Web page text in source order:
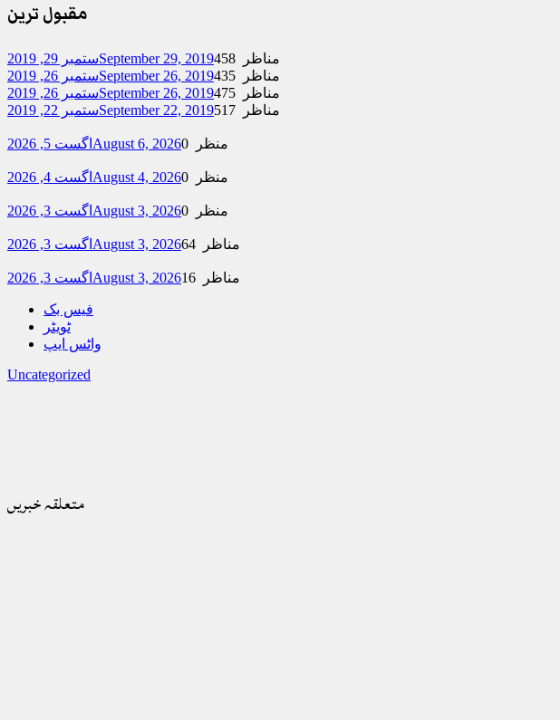
مقبول ترین
ستمبر 29, 2019September 29, 2019
458 مناظر
ستمبر 26, 2019September 26, 2019
435 مناظر
ستمبر 26, 2019September 26, 2019
475 مناظر
ستمبر 22, 2019September 22, 2019 517 مناظر
اگست 5, 2026 August 6, 2026 0 منظر
اگست 4, 2026 August 4, 2026 0 منظر
اگست 3, 2026 August 3, 2026 0 منظر
اگست 3, 2026 August 3, 2026 64 مناظر
اگست 3, 2026 August 3, 2026 16 مناظر
فیس بک
ٹویٹر
واٹس ایپ
Uncategorized
متعلقہ خبریں